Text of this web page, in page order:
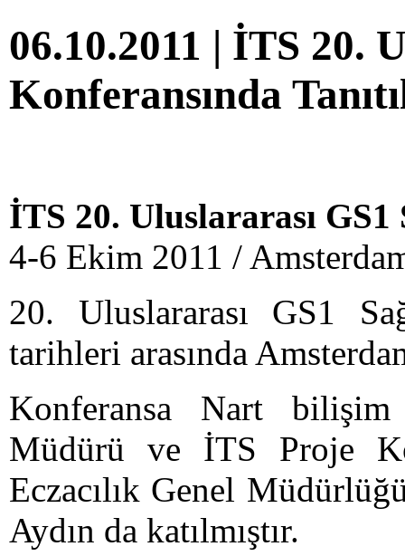
06.10.2011 | İTS 20.
Konferansında
İTS 20. Uluslararası GS1
4-6 Ekim 2011 /
20. Uluslararası GS1
tarihleri arasında
Konferansa Nart bilişim
Müdürü ve İTS Proje
Eczacılık Genel
Aydın da katılmıştır.